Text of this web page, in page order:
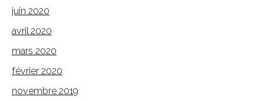
juin 2020
avril 2020
mars 2020
février 2020
novembre 2019